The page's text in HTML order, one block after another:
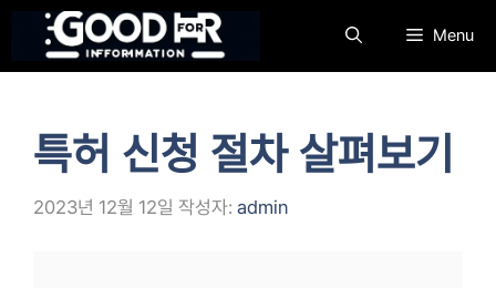
츠
Menu
특허 신청 절차 살펴보기
2023년 12월 12일 작성자: admin